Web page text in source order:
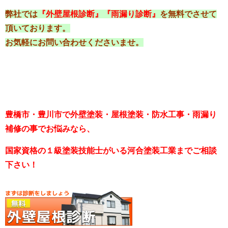
弊社では 『外壁屋根診断』『雨漏り診断』 を無料でさせて
頂いております。
お気軽にお問い合わせくださいませ。
豊橋市・豊川市で外壁塗装・屋根塗装・防水工事・雨漏り
補修の事でお悩みなら、
国家資格の１級塗装技能士がいる河合塗装工業までご相談
下さい！